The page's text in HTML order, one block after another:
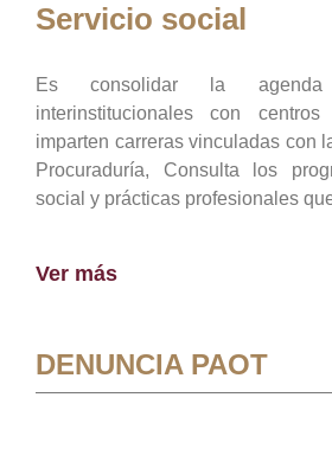
Servicio social
Es consolidar la
interinstitucionales con
imparten carreras vinculadas con
Procuraduría, Consulta los
social y prácticas profesionales
Ver más
DENUNCIA PAOT